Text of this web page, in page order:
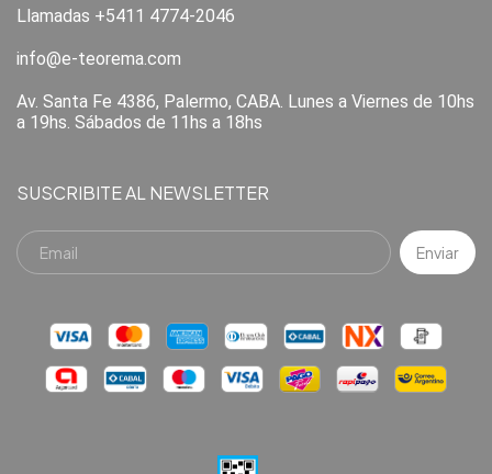
Llamadas +5411 4774-2046
info@e-teorema.com
Av. Santa Fe 4386, Palermo, CABA. Lunes a Viernes de 10hs
a 19hs. Sábados de 11hs a 18hs
SUSCRIBITE AL NEWSLETTER